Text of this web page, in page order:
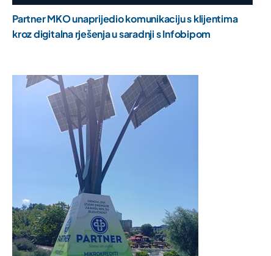
Partner MKO unaprijedio komunikaciju s klijentima
kroz digitalna rješenja u saradnji s Infobipom